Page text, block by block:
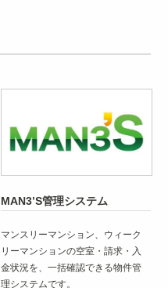
MAN3’S管理システム
マンスリーマンション、ウィーク
リーマンションの空室・請求・入
金状況を、一括確認できる物件管
理システムです。